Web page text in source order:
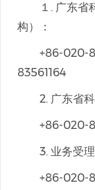
１. 广东省科
构）：
+86-020-
83561164
2. 广东省科
+86-020-
3. 业务受理
+86-020-